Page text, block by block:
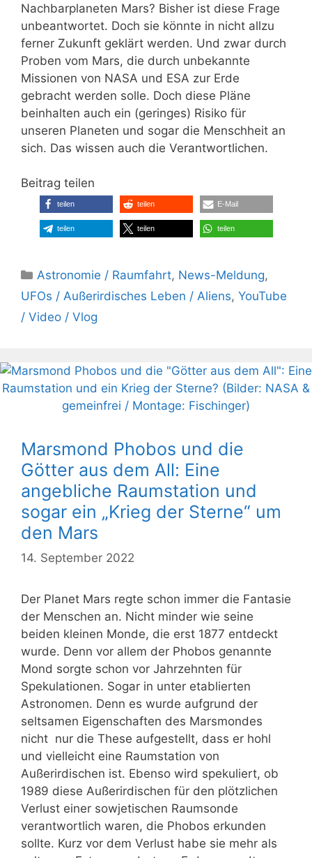
Nachbarplaneten Mars? Bisher ist diese Frage
unbeantwortet. Doch sie könnte in nicht allzu
ferner Zukunft geklärt werden. Und zwar durch
Proben vom Mars, die durch unbekannte
Missionen von NASA und ESA zur Erde
gebracht werden solle. Doch diese Pläne
beinhalten auch ein (geringes) Risiko für
unseren Planeten und sogar die Menschheit an
sich. Das wissen auch die Verantwortlichen.
Beitrag teilen
teilen teilen E-Mail
teilen teilen teilen
Kategorien
Astronomie / Raumfahrt, News-Meldung,
UFOs / Außerirdisches Leben / Aliens, YouTube
/ Video / Vlog
Marsmond Phobos und die
Götter aus dem All: Eine
angebliche Raumstation und
sogar ein „Krieg der Sterne“ um
den Mars
14. September 2022
Der Planet Mars regte schon immer die Fantasie
der Menschen an. Nicht minder wie seine
beiden kleinen Monde, die erst 1877 entdeckt
wurde. Denn vor allem der Phobos genannte
Mond sorgte schon vor Jahrzehnten für
Spekulationen. Sogar in unter etablierten
Astronomen. Denn es wurde aufgrund der
seltsamen Eigenschaften des Marsmondes
nicht nur die These aufgestellt, dass er hohl
und vielleicht eine Raumstation von
Außerirdischen ist. Ebenso wird spekuliert, ob
1989 diese Außerirdischen für den plötzlichen
Verlust einer sowjetischen Raumsonde
verantwortlich waren, die Phobos erkunden
sollte. Kurz vor dem Verlust habe sie mehr als